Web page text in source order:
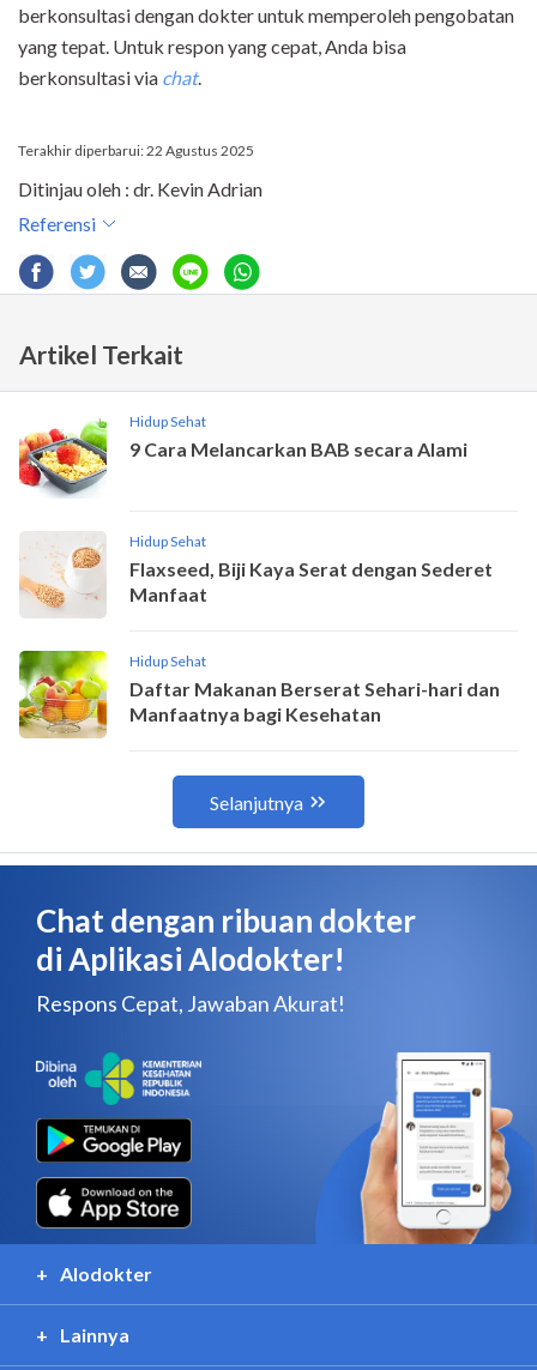
berkonsultasi dengan dokter untuk memperoleh pengobatan
yang tepat. Untuk respon yang cepat, Anda bisa
berkonsultasi via chat.
Terakhir diperbarui: 22 Agustus 2025